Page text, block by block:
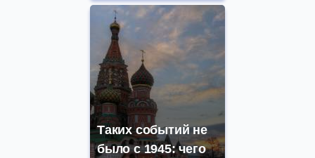
Таких событий не
было с 1945: чего